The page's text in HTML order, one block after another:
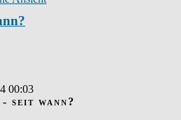
00:03
seit wann?